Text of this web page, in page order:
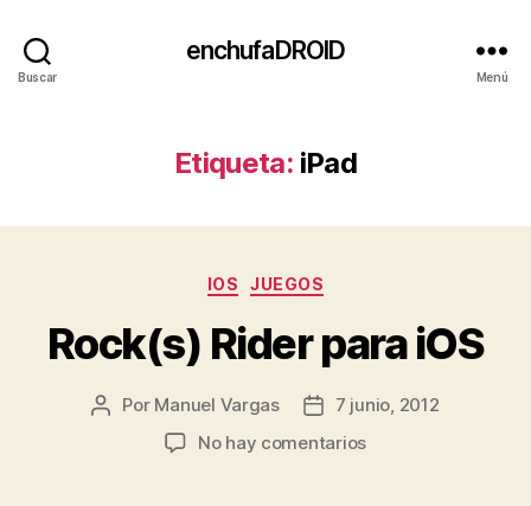
Buscar
enchufaDROID
Menú
Etiqueta: iPad
Categorías
IOS JUEGOS
Rock(s) Rider para iOS
Autor
Por Manuel Vargas
Fecha7 junio, 2012
No hay comentariosen